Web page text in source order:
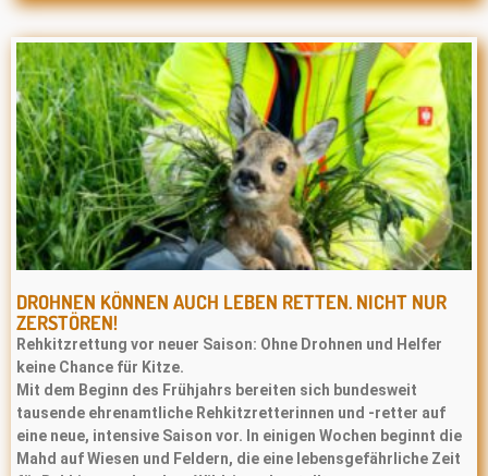
DROHNEN KÖNNEN AUCH LEBEN RETTEN. NICHT NUR
ZERSTÖREN!
Rehkitzrettung vor neuer Saison: Ohne Drohnen und Helfer
keine Chance für Kitze.
Mit dem Beginn des Frühjahrs bereiten sich bundesweit
tausende ehrenamtliche Rehkitzretterinnen und -retter auf
eine neue, intensive Saison vor. In einigen Wochen beginnt die
Mahd auf Wiesen und Feldern, die eine lebensgefährliche Zeit